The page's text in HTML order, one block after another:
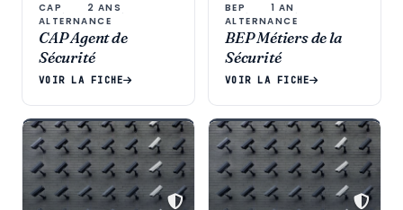
CAP · 2 ANS ·
ALTERNANCE
CAP Agent de
Sécurité
VOIR LA FICHE
BEP · 1 AN ·
ALTERNANCE
BEP Métiers de la
Sécurité
VOIR LA FICHE